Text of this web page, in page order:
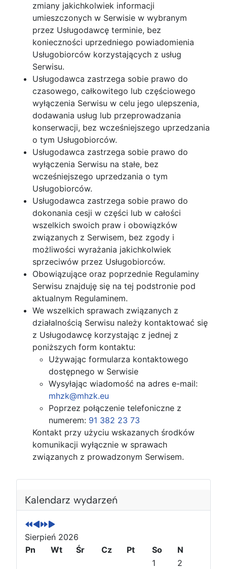
zmiany jakichkolwiek informacji
umieszczonych w Serwisie w wybranym
przez Usługodawcę terminie, bez
konieczności uprzedniego powiadomienia
Usługobiorców korzystających z usług
Serwisu.
Usługodawca zastrzega sobie prawo do
czasowego, całkowitego lub częściowego
wyłączenia Serwisu w celu jego ulepszenia,
dodawania usług lub przeprowadzania
konserwacji, bez wcześniejszego uprzedzania
o tym Usługobiorców.
Usługodawca zastrzega sobie prawo do
wyłączenia Serwisu na stałe, bez
wcześniejszego uprzedzania o tym
Usługobiorców.
Usługodawca zastrzega sobie prawo do
dokonania cesji w części lub w całości
wszelkich swoich praw i obowiązków
związanych z Serwisem, bez zgody i
możliwości wyrażania jakichkolwiek
sprzeciwów przez Usługobiorców.
Obowiązujące oraz poprzednie Regulaminy
Serwisu znajduję się na tej podstronie pod
aktualnym Regulaminem.
We wszelkich sprawach związanych z
działalnością Serwisu należy kontaktować się
z Usługodawcę korzystając z jednej z
poniższych form kontaktu:
Używając formularza kontaktowego
dostępnego w Serwisie
Wysyłając wiadomość na adres e-mail:
mhzk@mhzk.eu
Poprzez połączenie telefoniczne z
numerem: 91 382 23 73
Kontakt przy użyciu wskazanych środków
komunikacji wyłącznie w sprawach
związanych z prowadzonym Serwisem.
Kalendarz wydarzeń
P
p
z
e
d
P
p
z
e
d
N
s
ę
p
N
s
ę
p
n
Sierpień 2026
Pn
Wt Śr Cz Pt So
N
1
2